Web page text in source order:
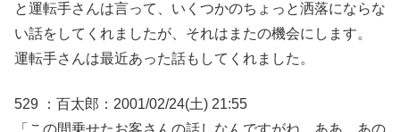
と運転手さんは言って、いくつかのちょっと洒落にならな
い話をしてくれましたが、それはまたの機会にします。
運転手さんは最近あった話もしてくれました。
529 ：百太郎：2001/02/24(土) 21:55
「この間乗せたお客さんの話しなんですがね、ああ、あの